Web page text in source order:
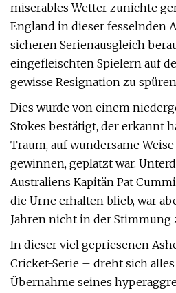
miserables Wetter zunichte
England in dieser fesselnden
sicheren Serienausgleich
eingefleischten Spielern auf
gewisse Resignation zu
Dies wurde von einem
Stokes bestätigt, der erkannt
Traum, auf wundersame
gewinnen, geplatzt war.
Australiens Kapitän Pat
die Urne erhalten blieb, war
Jahren nicht in der Stimmung
In dieser viel gepriesenen
Cricket-Serie – dreht sich
Übernahme seines